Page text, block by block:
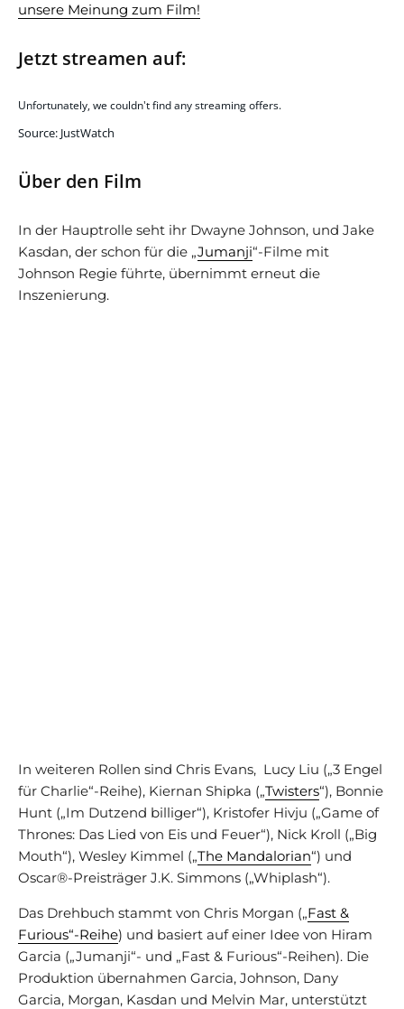
unsere Meinung zum Film!
Jetzt streamen auf:
Unfortunately, we couldn't find any streaming offers.
Source: JustWatch
Über den Film
In der Hauptrolle seht ihr Dwayne Johnson, und Jake
Kasdan, der schon für die „Jumanji“-Filme mit
Johnson Regie führte, übernimmt erneut die
Inszenierung.
In weiteren Rollen sind Chris Evans, Lucy Liu („3 Engel
für Charlie“-Reihe), Kiernan Shipka („Twisters“), Bonnie
Hunt („Im Dutzend billiger“), Kristofer Hivju („Game of
Thrones: Das Lied von Eis und Feuer“), Nick Kroll („Big
Mouth“), Wesley Kimmel („The Mandalorian“) und
Oscar®-Preisträger J.K. Simmons („Whiplash“).
Das Drehbuch stammt von Chris Morgan („Fast &
Furious“-Reihe) und basiert auf einer Idee von Hiram
Garcia („Jumanji“- und „Fast & Furious“-Reihen). Die
Produktion übernahmen Garcia, Johnson, Dany
Garcia, Morgan, Kasdan und Melvin Mar, unterstützt